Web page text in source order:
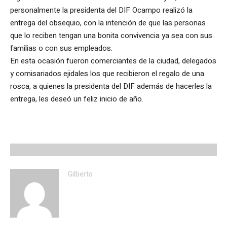
personalmente la presidenta del DIF Ocampo realizó la
entrega del obsequio, con la intención de que las personas
que lo reciben tengan una bonita convivencia ya sea con sus
familias o con sus empleados.
En esta ocasión fueron comerciantes de la ciudad, delegados
y comisariados ejidales los que recibieron el regalo de una
rosca, a quienes la presidenta del DIF además de hacerles la
entrega, les deseó un feliz inicio de año.
Gilberto